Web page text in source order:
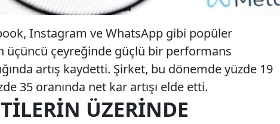
Instagram ve WhatsApp gibi popüler
üçüncü çeyreğinde güçlü bir performans
artış kaydetti. Şirket, bu dönemde yüzde 19
35 oranında net kar artışı elde etti.
ÜZERINDE